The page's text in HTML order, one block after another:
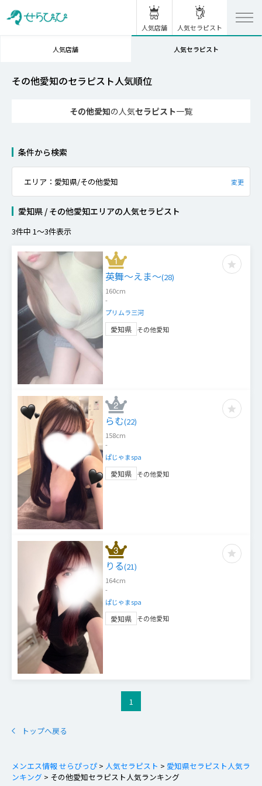
人気店舗 人気セラピスト
人気店舗 人気セラピスト
その他愛知のセラピスト人気順位
その他愛知の人気セラピスト一覧
条件から検索
エリア：愛知県/その他愛知 変更
愛知県 / その他愛知エリアの人気セラピスト
3件中 1〜3件表示
英舞～えま～(28)
160cm
-
プリムラ三河
愛知県 その他愛知
らむ(22)
158cm
-
ぱじゃまspa
愛知県 その他愛知
りる(21)
164cm
-
ぱじゃまspa
愛知県 その他愛知
1
トップへ戻る
メンエス情報 せらぴっぴ > 人気セラピスト > 愛知県セラピスト人気ラ
ンキング > その他愛知セラピスト人気ランキング